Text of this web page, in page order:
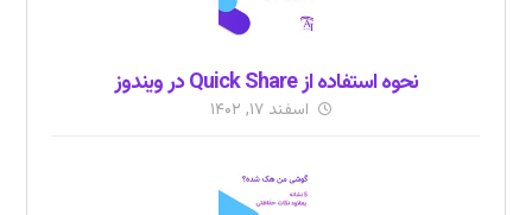
نحوه استفاده از Quick Share در ویندوز
اسفند ۱۷, ۱۴۰۲